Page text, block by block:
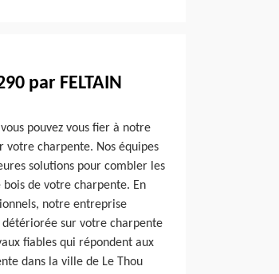
par FELTAIN
pouvez vous fier à notre
votre charpente. Nos équipes
solutions pour combler les
de votre charpente. En
notre entreprise
détériorée sur votre charpente
fiables qui répondent aux
dans la ville de Le Thou